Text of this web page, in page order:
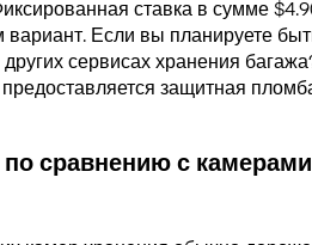
ставка в сумме
Если вы планируете
других сервисах хранения
защитная
сравнению с